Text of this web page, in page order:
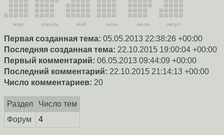
март апрель май июнь июль август
Первая созданная тема: 05.05.2013 22:38:26 +00:00
Последняя созданная тема: 22.10.2015 19:00:04 +00:00
Первый комментарий: 06.05.2013 09:44:09 +00:00
Последний комментарий: 22.10.2015 21:14:13 +00:00
Число комментариев: 20
Раздел
Число тем
Форум
4